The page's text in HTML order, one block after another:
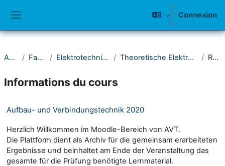
Connexion
Accueil Fakultät IV Elektrotechnik und Informatik Theoretische Elektrotechnik und Photonik Résumé
Informations du cours
Aufbau- und Verbindungstechnik 2020
Herzlich Willkommen im Moodle-Bereich von AVT.
Die Plattform dient als Archiv für die gemeinsam erarbeiteten
Ergebnisse und beinhaltet am Ende der Veranstaltung das
gesamte für die Prüfung benötigte Lernmaterial.